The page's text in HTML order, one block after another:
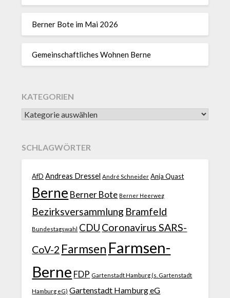
Berner Bote im Mai 2026
Gemeinschaftliches Wohnen Berne
KATEGORIEN
SCHLAGWÖRTER
AfD Andreas Dressel André Schneider Anja Quast
Berne Berner Bote Berner Heerweg
Bezirksversammlung Bramfeld
Bundestagswahl CDU Coronavirus SARS-
CoV-2 Farmsen Farmsen-
Berne FDP Gartenstadt Hamburg (s. Gartenstadt
Hamburg eG) Gartenstadt Hamburg eG